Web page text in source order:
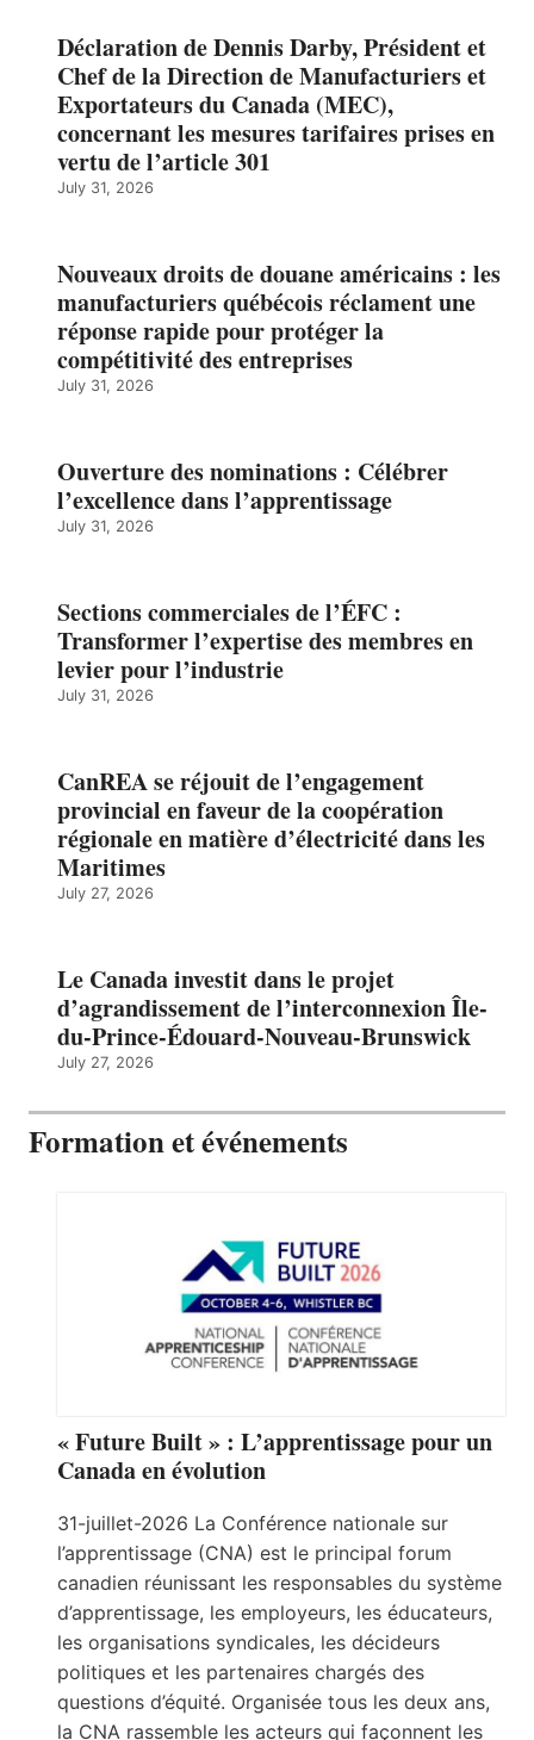
Déclaration de Dennis Darby, Président et
Chef de la Direction de Manufacturiers et
Exportateurs du Canada (MEC),
concernant les mesures tarifaires prises en
vertu de l’article 301
July 31, 2026
Nouveaux droits de douane américains : les
manufacturiers québécois réclament une
réponse rapide pour protéger la
compétitivité des entreprises
July 31, 2026
Ouverture des nominations : Célébrer
l’excellence dans l’apprentissage
July 31, 2026
Sections commerciales de l’ÉFC :
Transformer l’expertise des membres en
levier pour l’industrie
July 31, 2026
CanREA se réjouit de l’engagement
provincial en faveur de la coopération
régionale en matière d’électricité dans les
Maritimes
July 27, 2026
Le Canada investit dans le projet
d’agrandissement de l’interconnexion Île-
du-Prince-Édouard-Nouveau-Brunswick
July 27, 2026
Formation et événements
« Future Built » : L’apprentissage pour un
Canada en évolution
31-juillet-2026 La Conférence nationale sur
l’apprentissage (CNA) est le principal forum
canadien réunissant les responsables du système
d’apprentissage, les employeurs, les éducateurs,
les organisations syndicales, les décideurs
politiques et les partenaires chargés des
questions d’équité. Organisée tous les deux ans,
la CNA rassemble les acteurs qui façonnent les